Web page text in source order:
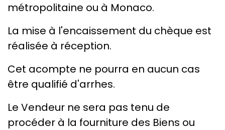
métropolitaine ou à Monaco.
La mise à l'encaissement du chèque est
réalisée à réception.
Cet acompte ne pourra en aucun cas
être qualifié d'arrhes.
Le Vendeur ne sera pas tenu de
procéder à la fourniture des Biens ou